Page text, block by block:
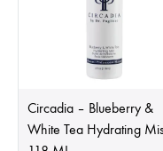
Circadia – Blueberry &
White Tea Hydrating